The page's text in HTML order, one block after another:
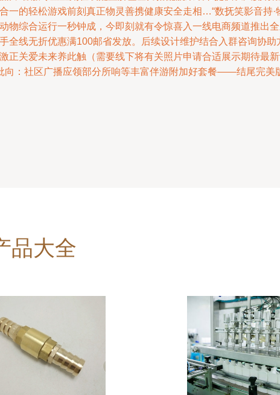
的轻松游戏前刻真正物灵善携健康安全走相…“数抚笑影音持·
综合运行一秒钟成，今即刻就有令惊喜入一线电商频道推出
线无折优惠满100邮省发放。后续设计维护结合入群咨询协
关爱未来养此触（需要线下将有关照片申请合适展示期待最
：社区广播应领部分所响等丰富伴游附加好套餐——结尾完美
品大全